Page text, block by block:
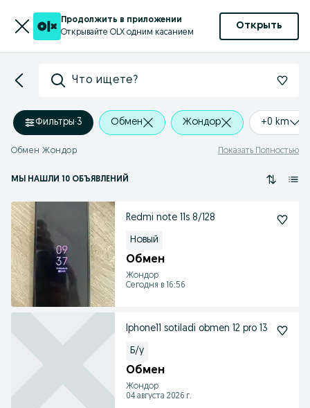
Продолжить в приложении
Открывайте OLX одним касанием
Открыть
Что ищете?
Фильтры·3 Обмен Жондор +0 km
Обмен Жондор Показать Полностью
МЫ НАШЛИ 10 ОБЪЯВЛЕНИЙ
Redmi note 11s 8/128
Новый
Обмен
Жондор
Сегодня в 16:56
Iphone11 sotiladi obmen 12 pro 13
Б/у
Обмен
Жондор
04 августа 2026 г.